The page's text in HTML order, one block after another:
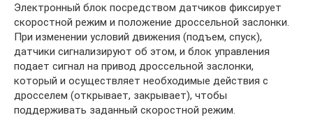
Электронный блок посредством датчиков фиксирует
скоростной режим и положение дроссельной заслонки.
При изменении условий движения (подъем, спуск),
датчики сигнализируют об этом, и блок управления
подает сигнал на привод дроссельной заслонки,
который и осуществляет необходимые действия с
дросселем (открывает, закрывает), чтобы
поддерживать заданный скоростной режим.